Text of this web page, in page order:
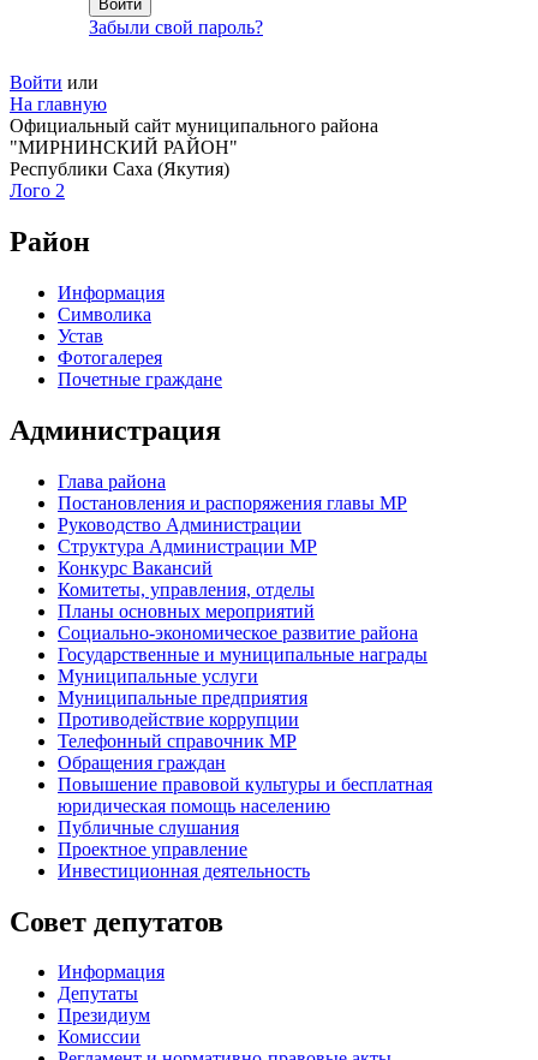
Забыли свой пароль?
Войти или
На главную
Официальный сайт муниципального района
"МИРНИНСКИЙ РАЙОН"
Республики Саха (Якутия)
Лого 2
Район
Информация
Символика
Устав
Фотогалерея
Почетные граждане
Администрация
Глава района
Постановления и распоряжения главы МР
Руководство Администрации
Структура Администрации МР
Конкурс Вакансий
Комитеты, управления, отделы
Планы основных мероприятий
Социально-экономическое развитие района
Государственные и муниципальные награды
Муниципальные услуги
Муниципальные предприятия
Противодействие коррупции
Телефонный справочник МР
Обращения граждан
Повышение правовой культуры и бесплатная
юридическая помощь населению
Публичные слушания
Проектное управление
Инвестиционная деятельность
Совет депутатов
Информация
Депутаты
Президиум
Комиссии